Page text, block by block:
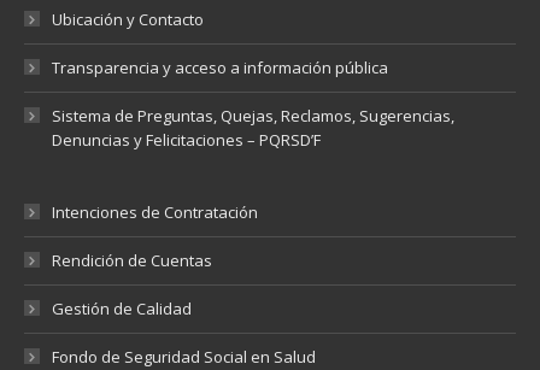
Ubicación y Contacto
Transparencia y acceso a información pública
Sistema de Preguntas, Quejas, Reclamos, Sugerencias,
Denuncias y Felicitaciones – PQRSD’F
Intenciones de Contratación
Rendición de Cuentas
Gestión de Calidad
Fondo de Seguridad Social en Salud